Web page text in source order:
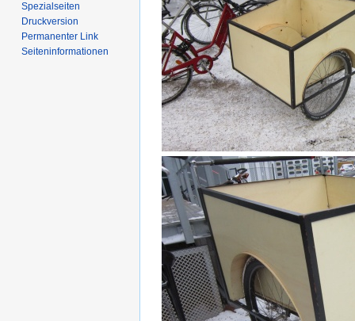
Spezialseiten
Druckversion
Permanenter Link
Seiten­informationen